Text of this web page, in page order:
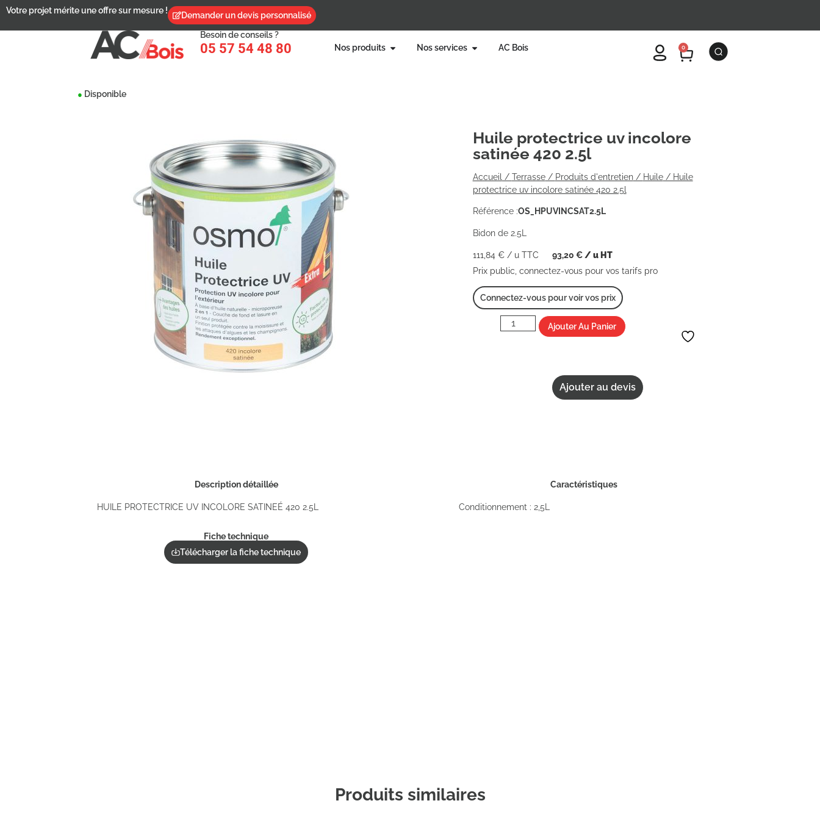
Votre projet mérite une offre sur mesure !
Demander un devis personnalisé
Besoin de conseils ?
05 57 54 48 80 Nos produits Nos services AC Bois 0
● Disponible
Huile protectrice uv incolore
satinée 420 2.5l
Accueil / Terrasse/ Produits d'entretien/ Huile/ Huile
protectrice uv incolore satinée 420 2.5l
Référence :OS_HPUVINCSAT2.5L
Bidon de 2.5L
111,84 €/ u TTC 93,20 €/ u HT
Prix public, connectez-vous pour vos tarifs pro
Connectez-vous pour voir vos prix
Ajouter Au Panier
Ajouter au devis
Description détaillée
HUILE PROTECTRICE UV INCOLORE SATINEÉ 420 2.5L
Fiche technique
Télécharger la fiche technique
Caractéristiques
Conditionnement : 2,5L
Produits similaires